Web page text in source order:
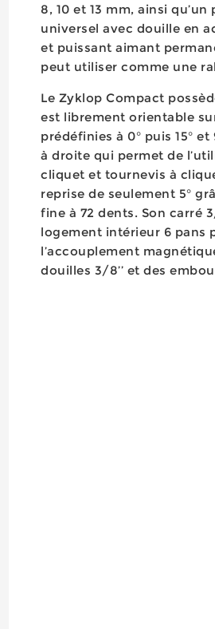
8, 10 et 13 mm, ainsi
universel avec douille en
et puissant aimant
peut utiliser comme une
Le Zyklop Compact
est librement orientable
prédéfinies à 0° puis 15°
à droite qui permet de
cliquet et tournevis à
reprise de seulement 5°
fine à 72 dents. Son carré
logement intérieur 6 pans
l’accouplement
douilles 3/8’’ et des